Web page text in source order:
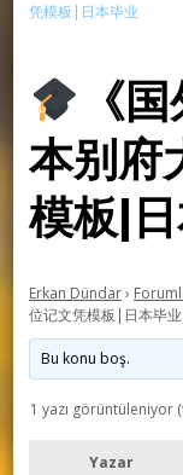
凭模板|日本毕业
《
本别府
模板|
Erkan Dündar›
位记文凭模板|日本毕业
Bu konu boş.
1 yazı görüntüleniyor
Yazar